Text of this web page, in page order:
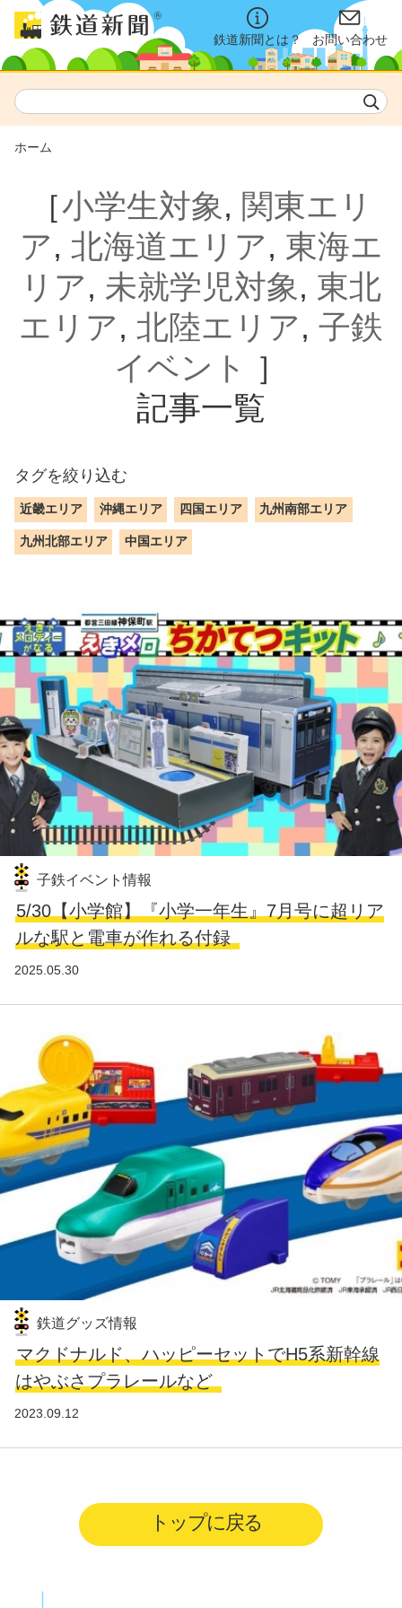
鉄道新聞とは？ お問い合わせ
ホーム
［小学生対象, 関東エリ
ア, 北海道エリア, 東海エ
リア, 未就学児対象, 東北
エリア, 北陸エリア, 子鉄
イベント ］
記事一覧
タグを絞り込む
近畿エリア 沖縄エリア 四国エリア 九州南部エリア
九州北部エリア 中国エリア
子鉄イベント情報
5/30【小学館】『小学一年生』7月号に超リア
ルな駅と電車が作れる付録
2025.05.30
鉄道グッズ情報
マクドナルド、ハッピーセットでH5系新幹線
はやぶさプラレールなど
2023.09.12
トップに戻る